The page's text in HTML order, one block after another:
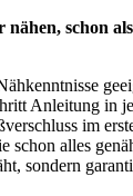
schon
Anleitung in
im
alles
sondern